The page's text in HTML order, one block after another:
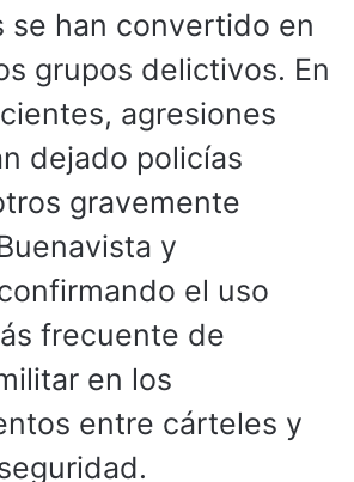
se han convertido en
grupos delictivos. En
agresiones
dejado policías
gravemente
y
el uso
frecuente de
en los
entre cárteles y